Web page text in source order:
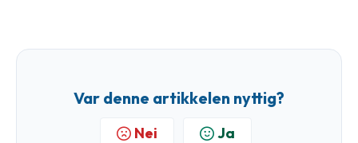
Var denne artikkelen nyttig?
Nei Ja